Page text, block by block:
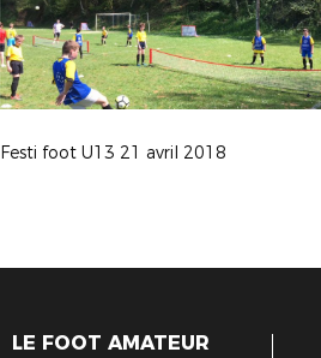
Festi foot U13 21 avril 2018
LE FOOT AMATEUR